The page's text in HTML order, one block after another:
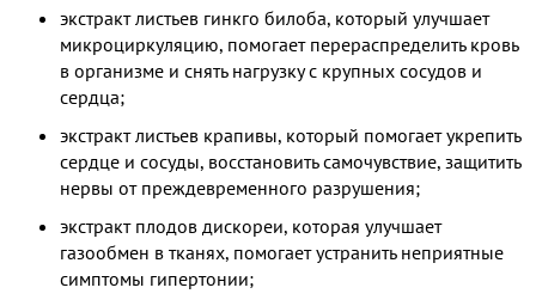
экстракт листьев гинкго билоба, который улучшает
микроциркуляцию, помогает перераспределить кровь
в организме и снять нагрузку с крупных сосудов и
сердца;
экстракт листьев крапивы, который помогает укрепить
сердце и сосуды, восстановить самочувствие, защитить
нервы от преждевременного разрушения;
экстракт плодов дискореи, которая улучшает
газообмен в тканях, помогает устранить неприятные
симптомы гипертонии;